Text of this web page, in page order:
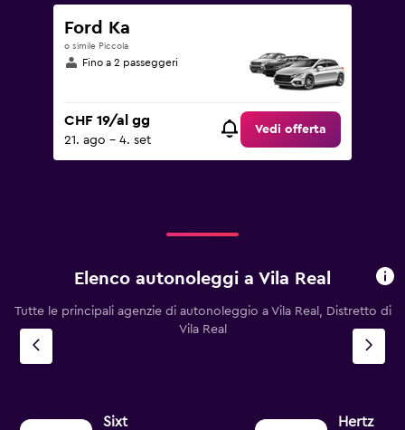
Ford Ka
o simile Piccola
Fino a 2 passeggeri
CHF 19/al gg
21. ago - 4. set
Vedi offerta
Elenco autonoleggi a Vila Real
Tutte le principali agenzie di autonoleggio a Vila Real, Distretto di
Vila Real
Sixt Hertz